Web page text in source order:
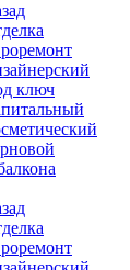
ключ